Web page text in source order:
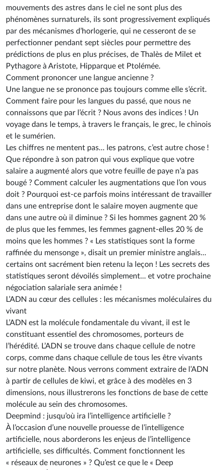
mouvements des astres dans le ciel ne sont plus des
phénomènes surnaturels, ils sont progressivement expliqués
par des mécanismes d’horlogerie, qui ne cesseront de se
perfectionner pendant sept siècles pour permettre des
prédictions de plus en plus précises, de Thalès de Milet et
Pythagore à Aristote, Hipparque et Ptolémée.
Comment prononcer une langue ancienne ?
Une langue ne se prononce pas toujours comme elle s’écrit.
Comment faire pour les langues du passé, que nous ne
connaissons que par l’écrit ? Nous avons des indices ! Un
voyage dans le temps, à travers le français, le grec, le chinois
et le sumérien.
Les chiffres ne mentent pas... les patrons, c’est autre chose !
Que répondre à son patron qui vous explique que votre
salaire a augmenté alors que votre feuille de paye n’a pas
bougé ? Comment calculer les augmentations que l’on vous
doit ? Pourquoi est-ce parfois moins intéressant de travailler
dans une entreprise dont le salaire moyen augmente que
dans une autre où il diminue ? Si les hommes gagnent 20 %
de plus que les femmes, les femmes gagnent-elles 20 % de
moins que les hommes ? « Les statistiques sont la forme
raffinée du mensonge », disait un premier ministre anglais...
certains ont sacrément bien retenu la leçon ! Les secrets des
statistiques seront dévoilés simplement... et votre prochaine
négociation salariale sera animée !
L’ADN au cœur des cellules : les mécanismes moléculaires du
vivant
L’ADN est la molécule fondamentale du vivant, il est le
constituant essentiel des chromosomes, porteurs de
l’hérédité. L’ADN se trouve dans chaque cellule de notre
corps, comme dans chaque cellule de tous les être vivants
sur notre planète. Nous verrons comment extraire de l’ADN
à partir de cellules de kiwi, et grâce à des modèles en 3
dimensions, nous illustrerons les fonctions de base de cette
molécule au sein des chromosomes.
Deepmind : jusqu’où ira l’intelligence artificielle ?
À l’occasion d’une nouvelle prouesse de l’intelligence
artificielle, nous aborderons les enjeus de l’intelligence
artificielle, ses difficultés. Comment fonctionnent les
« réseaux de neurones » ? Qu’est ce que le « Deep